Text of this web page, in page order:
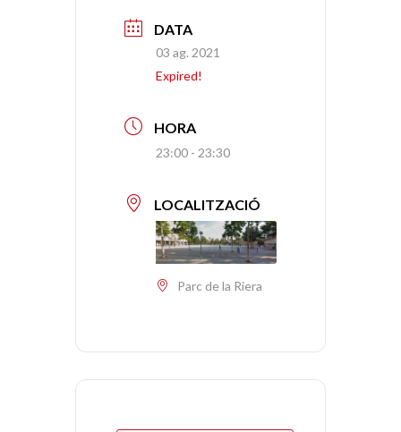
DATA
03 ag. 2021
Expired!
HORA
23:00 - 23:30
LOCALITZACIÓ
Parc de la Riera